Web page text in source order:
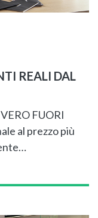
REALI DAL
FUORI
al prezzo più